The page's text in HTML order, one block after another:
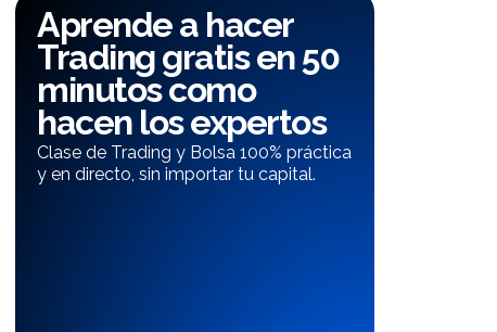
Aprende a hacer
Trading gratis en 50
minutos como
hacen los expertos
Clase de Trading y Bolsa 100% práctica
y en directo, sin importar tu capital.